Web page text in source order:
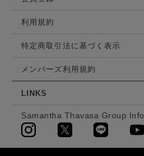
利用規約
特定商取引法に基づく表示
メンバーズ利用規約
LINKS
Samantha Thavasa Group Info.